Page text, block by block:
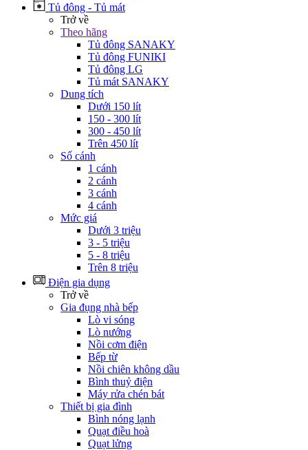
Tủ đông - Tủ mát
Trở về
Theo hãng
Tủ đông SANAKY
Tủ đông FUNIKI
Tủ đông LG
Tủ mát SANAKY
Dung tích
Dưới 150 lít
150 - 300 lít
300 - 450 lít
Trên 450 lít
Số cánh
1 cánh
2 cánh
3 cánh
4 cánh
Mức giá
Dưới 3 triệu
3 - 5 triệu
5 - 8 triệu
Trên 8 triệu
Điện gia dụng
Trở về
Gia đụng nhà bếp
Lò vi sóng
Lò nướng
Nồi cơm điện
Bếp từ
Nồi chiên không dầu
Bình thuỷ điện
Máy rửa chén bát
Thiết bị gia đình
Bình nóng lạnh
Quạt điều hoà
Quạt lửng